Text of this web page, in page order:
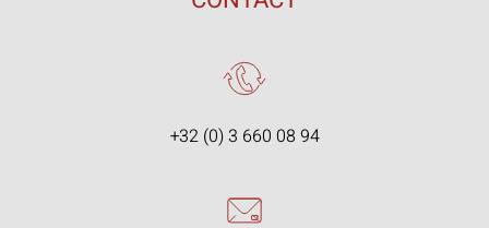
+32 (0) 3 660 08 94